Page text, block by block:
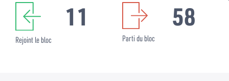
11
Rejoint le bloc
58
Parti du bloc